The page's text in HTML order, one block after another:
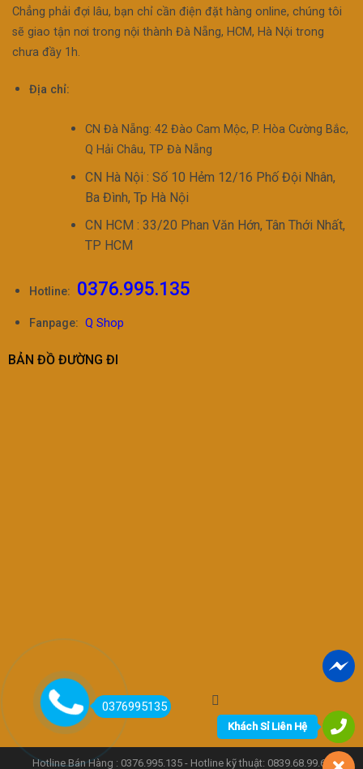
Chẳng phải đợi lâu, bạn chỉ cần điện đặt hàng online, chúng tôi
sẽ giao tận nơi trong nội thành Đà Nẵng, HCM, Hà Nội trong
chưa đầy 1h.
Địa chỉ:
CN Đà Nẵng: 42 Đào Cam Mộc, P. Hòa Cường Bắc,
Q Hải Châu, TP Đà Nẵng
CN Hà Nội : Số 10 Hẻm 12/16 Phố Đội Nhân,
Ba Đình, Tp Hà Nội
CN HCM : 33/20 Phan Văn Hớn, Tân Thới Nhất,
TP HCM
Hotline: 0376.995.135
Fanpage: Q Shop
BẢN ĐỒ ĐƯỜNG ĐI
Hotline Bán Hàng : 0376.995.135 - Hotline kỹ thuật: 0839.68.99.66
0376995135
Khách Sỉ Liên Hệ